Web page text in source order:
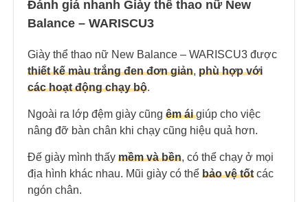
Đánh giá nhanh Giày thể thao nữ New
Balance – WARISCU3
Giày thể thao nữ New Balance – WARISCU3 được
thiết kế màu trắng đen đơn giản, phù hợp với
các hoạt động chạy bộ.
Ngoài ra lớp đệm giày cũng êm ái giúp cho việc
nâng đỡ bàn chân khi chạy cũng hiệu quả hơn.
Đế giày mình thấy mềm và bền, có thể chạy ở mọi
địa hình khác nhau. Mũi giày có thể bảo vệ tốt các
ngón chân.